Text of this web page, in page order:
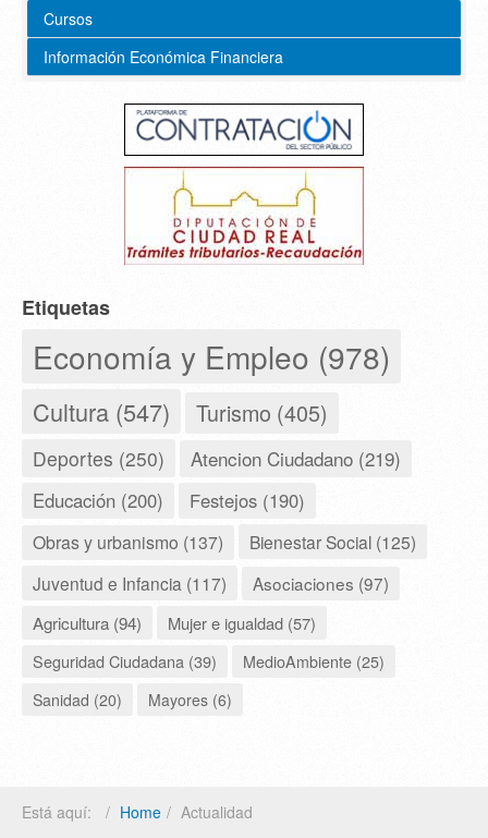
Cursos
Información Económica Financiera
Etiquetas
Economía y Empleo (978)
Cultura (547) Turismo (405)
Deportes (250) Atencion Ciudadano (219)
Educación (200) Festejos (190)
Obras y urbanismo (137)
Bienestar Social (125)
Juventud e Infancia (117)
Asociaciones (97)
Agricultura (94)
Mujer e igualdad (57)
Seguridad Ciudadana (39)
MedioAmbiente (25)
Sanidad (20)
Mayores (6)
Está aquí: Home Actualidad